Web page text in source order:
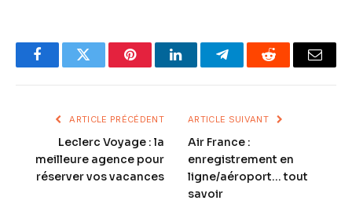
FacebookTwitter PinterestLinkedInTelegramReddit Email
ARTICLE PRÉCÉDENT
Leclerc Voyage : la
meilleure agence pour
réserver vos vacances
ARTICLE SUIVANT
Air France :
enregistrement en
ligne/aéroport… tout
savoir